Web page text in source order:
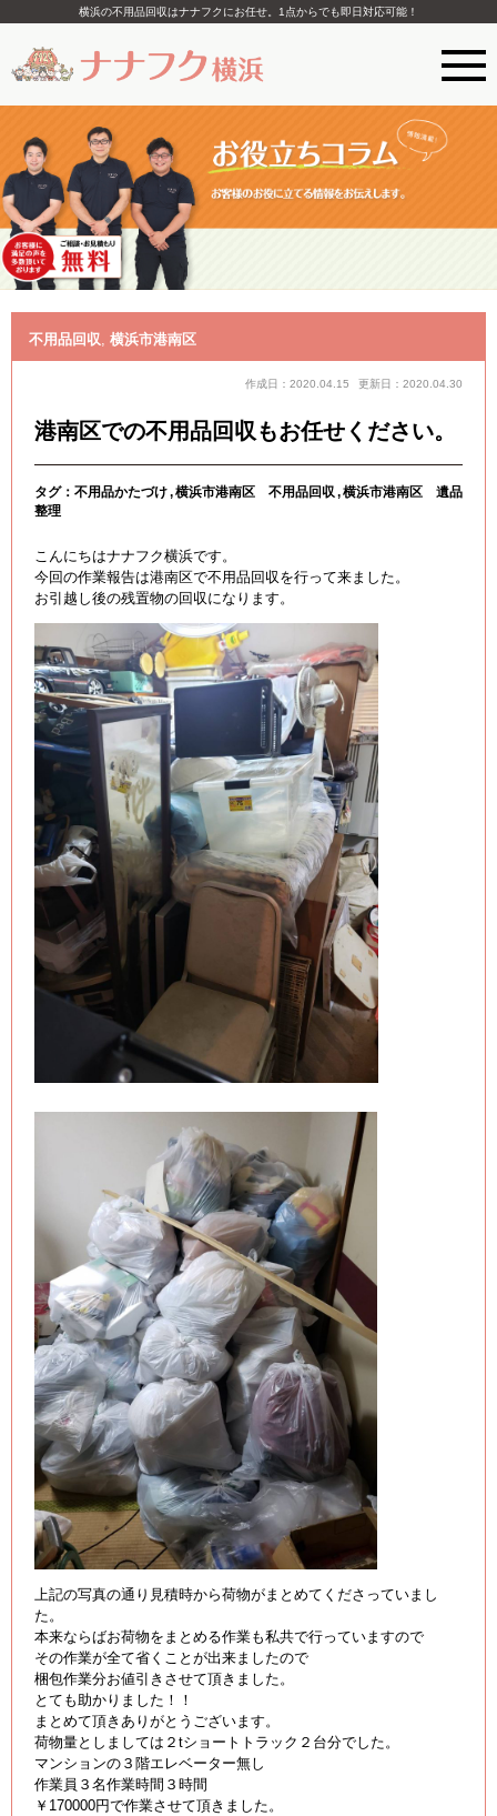
横浜の不用品回収はナナフクにお任せ。1点からでも即日対応可能！
不用品回収, 横浜市港南区
作成日：2020.04.15 更新日：2020.04.30
港南区での不用品回収もお任せください。
タグ： 不用品かたづけ 横浜市港南区 不用品回収
横浜市港南区 遺品
整理
こんにちはナナフク横浜です。
今回の作業報告は港南区で不用品回収を行って来ました。
お引越し後の残置物の回収になります。
上記の写真の通り見積時から荷物がまとめてくださっていまし
た。
本来ならばお荷物をまとめる作業も私共で行っていますので
その作業が全て省くことが出来ましたので
梱包作業分お値引きさせて頂きました。
とても助かりました！！
まとめて頂きありがとうございます。
荷物量としましては２tショートトラック２台分でした。
マンションの３階エレベーター無し
作業員３名作業時間３時間
￥170000円で作業させて頂きました。